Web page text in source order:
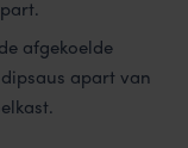
afgekoelde
apart van